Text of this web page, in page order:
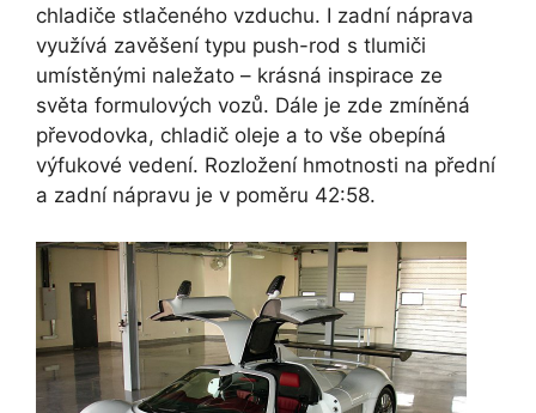
chladiče stlačeného vzduchu. I zadní náprava
využívá zavěšení typu push-rod s tlumiči
umístěnými naležato – krásná inspirace ze
světa formulových vozů. Dále je zde zmíněná
převodovka, chladič oleje a to vše obepíná
výfukové vedení. Rozložení hmotnosti na přední
a zadní nápravu je v poměru 42:58.